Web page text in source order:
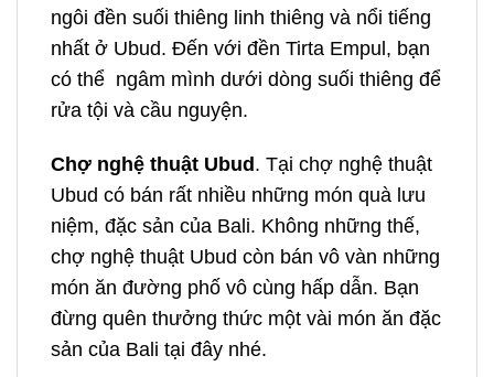
ngôi đền suối thiêng linh thiêng và nổi tiếng
nhất ở Ubud. Đến với đền Tirta Empul, bạn
có thể ngâm mình dưới dòng suối thiêng để
rửa tội và cầu nguyện.
Chợ nghệ thuật Ubud . Tại chợ nghệ thuật
Ubud có bán rất nhiều những món quà lưu
niệm, đặc sản của Bali. Không những thế,
chợ nghệ thuật Ubud còn bán vô vàn những
món ăn đường phố vô cùng hấp dẫn. Bạn
đừng quên thưởng thức một vài món ăn đặc
sản của Bali tại đây nhé.